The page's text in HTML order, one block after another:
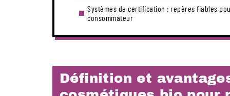
Systèmes de certification : repères fiables
consommateur
Définition et